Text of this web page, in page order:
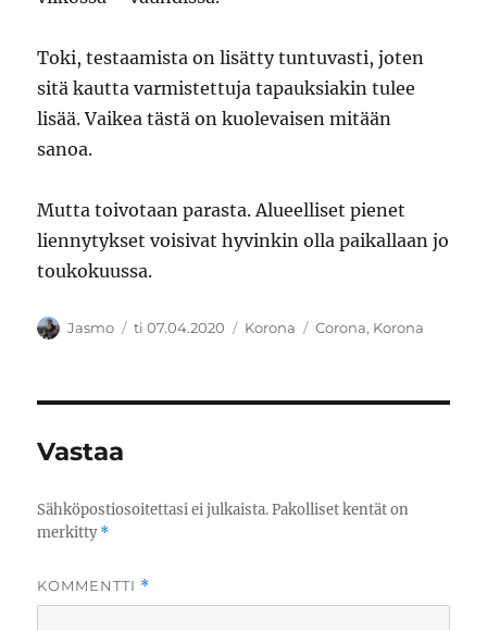
Toki, testaamista on lisätty tuntuvasti, joten
sitä kautta varmistettuja tapauksiakin tulee
lisää. Vaikea tästä on kuolevaisen mitään
sanoa.
Mutta toivotaan parasta. Alueelliset pienet
liennytykset voisivat hyvinkin olla paikallaan jo
toukokuussa.
Kirjoittaja
Jasmo Julkaistu
ti 07.04.2020 Kategoriat
Korona Avainsanat
Corona, Korona
Vastaa
Sähköpostiosoitettasi ei julkaista. Pakolliset kentät on
merkitty*
KOMMENTTI *